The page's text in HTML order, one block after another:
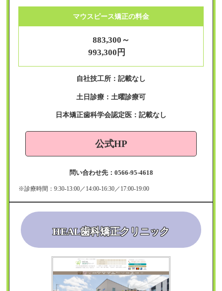
マウスピース矯正の料金
883,300～
993,300円
自社技工所：記載なし
土日診療：土曜診療可
日本矯正歯科学会認定医：記載なし
公式HP
問い合わせ先：0566-95-4618
※診療時間：9:30-13:00／14:00-16:30／17:00-19:00
HEAL歯科矯正クリニック